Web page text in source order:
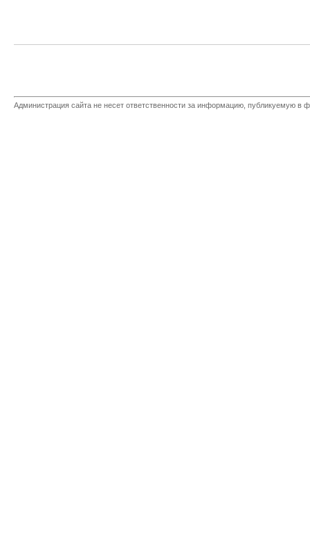
Администрация сайта не несет ответственности за информацию, публикуемую